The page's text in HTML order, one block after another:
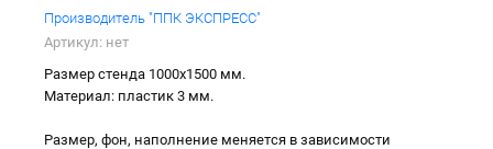
Производитель "ППК ЭКСПРЕСС"
Артикул: нет
Размер стенда 1000х1500 мм.
Материал: пластик 3 мм.
Размер, фон, наполнение меняется в зависимости